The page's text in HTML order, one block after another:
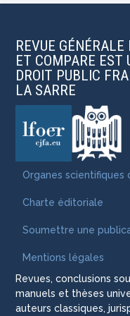
REVUE
ET COMPARE EST
DROIT PUBLIC
LA SARRE
Organes scientifiques
Charte éditoriale
Soumettre une
Mentions légales
Revues, conclusions
manuels et thèses
auteurs classiques,